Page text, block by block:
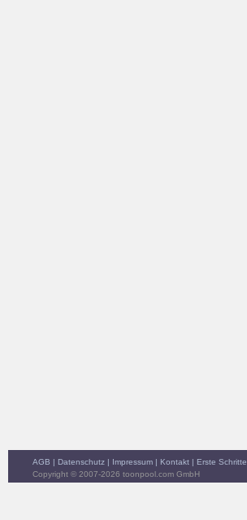
AGB | Datenschutz | Impressum | Kontakt | Erste Schritte
Copyright © 2007-2026 toonpool.com GmbH